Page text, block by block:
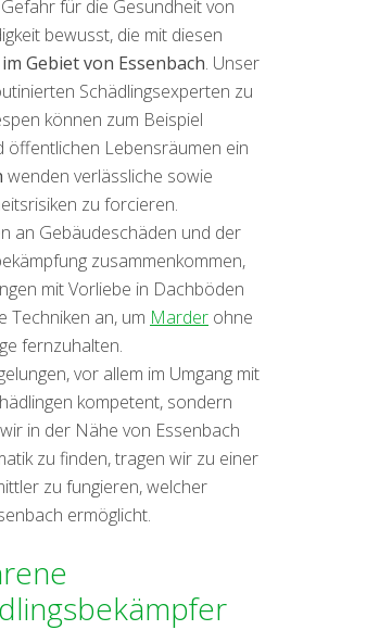
für die Gesundheit von
bewusst, die mit diesen
Gebiet von Essenbach. Unser
Schädlingsexperten zu
können zum Beispiel
öffentlichen Lebensräumen ein
wenden verlässliche sowie
zu forcieren.
an Gebäudeschäden und der
zusammenkommen,
mit Vorliebe in Dachböden
Techniken an, um Marder ohne
fernzuhalten.
vor allem im Umgang mit
kompetent, sondern
in der Nähe von Essenbach
zu finden, tragen wir zu einer
zu fungieren, welcher
ermöglicht.